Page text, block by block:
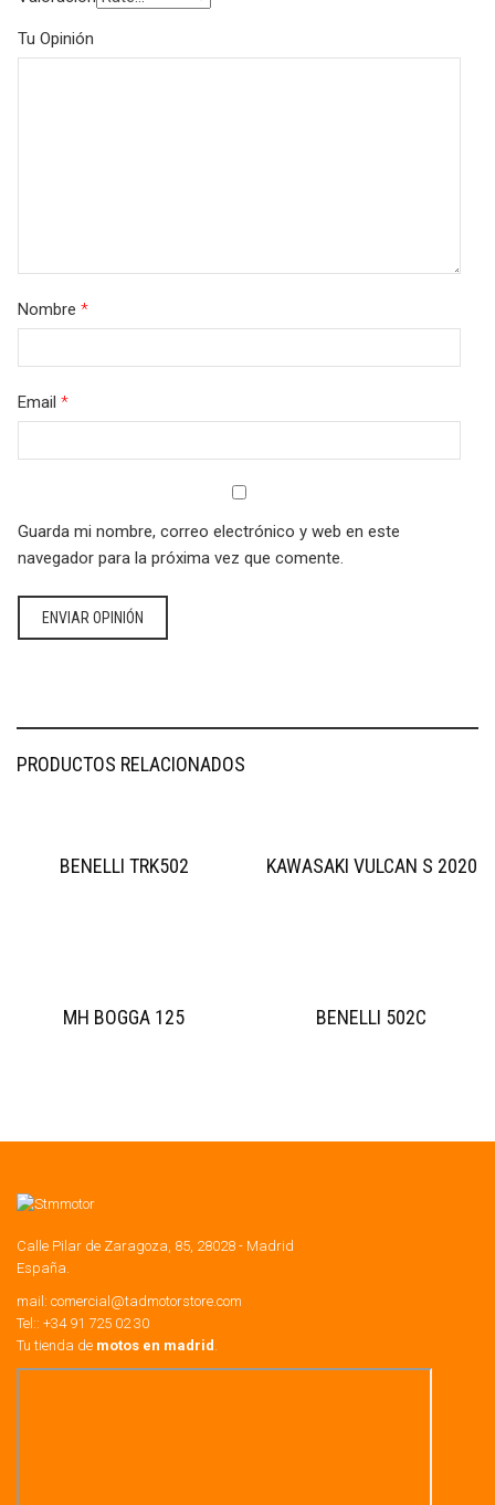
Tu Opinión
Nombre *
Email *
Guarda mi nombre, correo electrónico y web en este
navegador para la próxima vez que comente.
PRODUCTOS RELACIONADOS
BENELLI TRK502 KAWASAKI VULCAN S 2020
MH BOGGA 125 BENELLI 502C
Calle Pilar de Zaragoza, 85, 28028 - Madrid
España.
mail: comercial@tadmotorstore.com
Tel:: +34 91 725 02 30
Tu tienda de motos en madrid .